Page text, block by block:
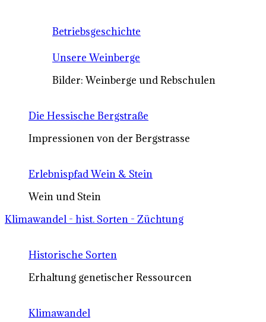
Betriebsgeschichte
Unsere Weinberge
Bilder: Weinberge und Rebschulen
Die Hessische Bergstraße
Impressionen von der Bergstrasse
Erlebnispfad Wein & Stein
Wein und Stein
Klimawandel - hist. Sorten - Züchtung
Historische Sorten
Erhaltung genetischer Ressourcen
Klimawandel